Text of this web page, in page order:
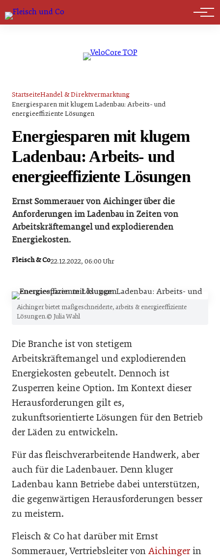
Marktführer
StartseiteHandel & Direktvermarktung
Energiesparen mit klugem Ladenbau: Arbeits- und
energieeffiziente Lösungen
Energiesparen mit klugem
Ladenbau: Arbeits- und
energieeffiziente Lösungen
Ernst Sommerauer von Aichinger über die
Anforderungen im Ladenbau in Zeiten von
Arbeitskräftemangel und explodierenden
Energiekosten.
Fleisch & Co22.12.2022, 06:00 Uhr
Aichinger bietet maßgeschneiderte, arbeits & energieeffiziente
Lösungen.© Julia Wahl
Die Branche ist von stetigem
Arbeitskräftemangel und explodierenden
Energiekosten gebeutelt. Dennoch ist
Zusperren keine Option. Im Kontext dieser
Herausforderungen gilt es,
zukunftsorientierte Lösungen für den Betrieb
der Läden zu entwickeln.
Für das fleischverarbeitende Handwerk, aber
auch für die Ladenbauer. Denn kluger
Ladenbau kann Betriebe dabei unterstützen,
die gegenwärtigen Herausforderungen besser
zu meistern.
Fleisch & Co hat darüber mit Ernst
Sommerauer, Vertriebsleiter von Aichingerin